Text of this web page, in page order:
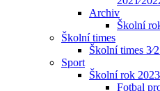
Archiv
Školní
Školní times
Školní times
Sport
Školní rok
Fotbal